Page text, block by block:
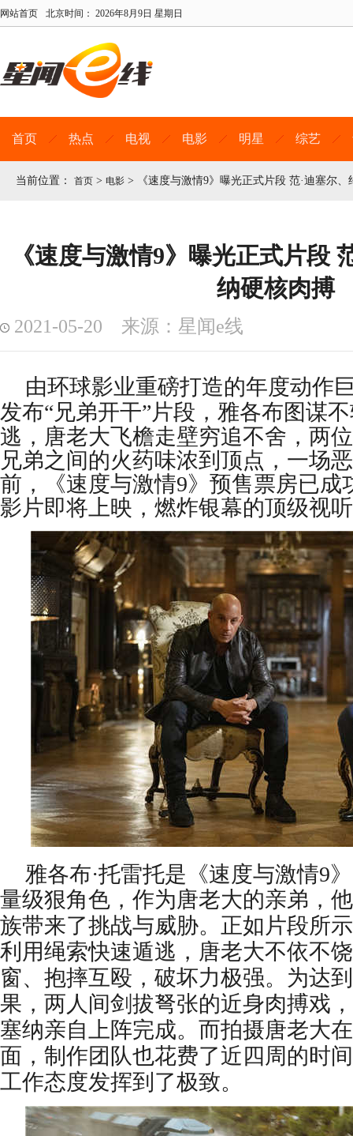
网站首页 北京时间： 2026年8月9日 星期日
首页 热点 电视 电影 明星 综艺
当前位置： 首页 > 电影 > 《速度与激情9》曝光正式片段 范·迪塞尔
《速度与激情9》曝光正式片段
纳硬核肉搏
2021-05-20 来源：星闻e线
由环球影业重磅打造的年度动作
发布“兄弟开干”片段 ， 雅各布图谋
逃 ， 唐老大飞檐走壁穷追不舍 ， 两
兄弟之间的火药味浓到顶点，一场
前，《速度与激情9》预售票房已成
影片即将上映 ， 燃炸银幕的顶级视
雅各布·托雷托是 《速度与激情9》
量级狠角色 ， 作为唐老大的亲弟 ，
族带来了挑战与威胁。正如片段所示
利用绳索快速遁逃 ， 唐老大不依不
窗、抱摔互殴，破坏力极强。为达
果，两人间剑拔弩张的近身肉搏戏
塞纳亲自上阵完成。而拍摄唐老大
面，制作团队也花费了近四周的时
工作态度发挥到了极致。